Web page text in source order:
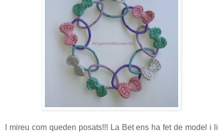
I mireu com queden posats!!! La Bet ens ha fet de model i li